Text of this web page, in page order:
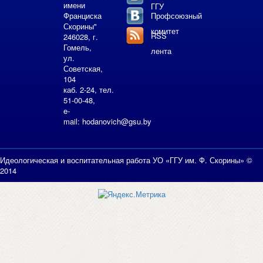
имени
Франциска
Скорины"
246028, г.
Гомель,
ул.
Советская,
104
каб. 2-24, тел.
51-00-48,
e-
mail: hodanovich@gsu.by
ГГУ
Профсоюзный
комитет
RSS
лента
Идеологическая и воспитательная работа УО «ГГУ им. Ф. Скорины» ©
2014